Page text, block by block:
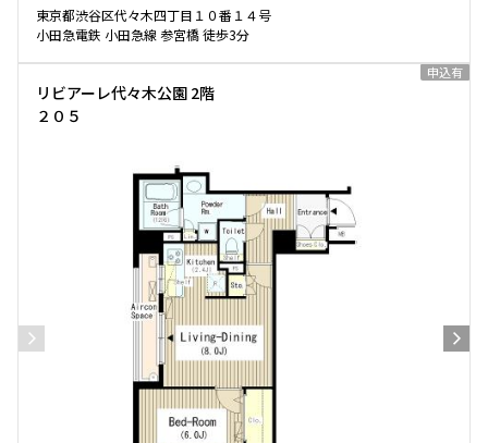
東京都渋谷区代々木四丁目１０番１４号
小田急電鉄 小田急線 参宮橋 徒歩3分
リビアーレ代々木公園 2階
２０５
申込有